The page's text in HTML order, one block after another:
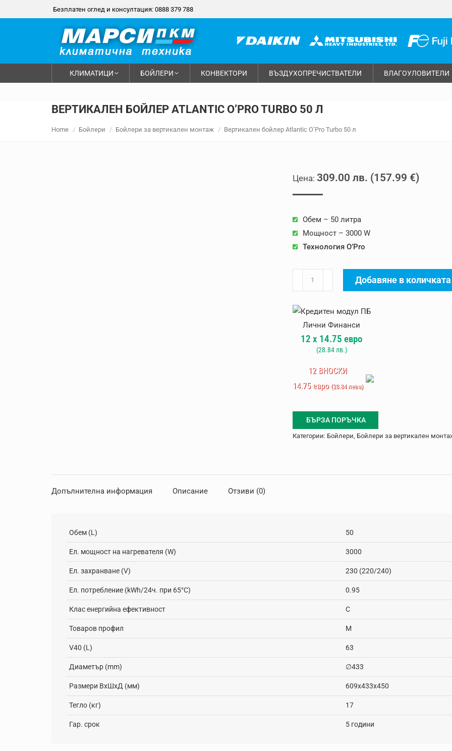
Безплатен оглед и консултация: 0888 379 788
КЛИМАТИЦИ БОЙЛЕРИ КОНВЕКТОРИ ВЪЗДУХОПРЕЧИСТВАТЕЛИ ВЛАГОУЛОВИТЕЛИ
ВЕРТИКАЛЕН БОЙЛЕР ATLANTIC O’PRO TURBO 50 Л
Home Бойлери Бойлери за вертикален монтаж Вертикален бойлер Atlantic O’Pro Turbo 50 л
309.00 лв. (157.99 €)
Обем – 50 литра
Мощност – 3000 W
Технология O’Pro
за
бойлер
Atlantic
O'Pro
л
Добавяне в количката
12 x 14.75 евро
(28.84лв.)
12 ВНОСКИ
14.75 евро (28.84 лева)
БЪРЗА ПОРЪЧКА
Категории: Бойлери, Бойлери за вертикален
Допълнителна информация Описание Отзиви (0)
Обем (L) 50
Ел. мощност на нагревателя (W) 3000
Ел. захранване (V) 230 (220/240)
Ел. потребление (kWh/24ч. при 65°C) 0.95
Клас енергийна ефективност C
Товаров профил M
V40 (L) 63
Диaметър (mm) ∅433
Размери ВxШxД (мм) 609х433х450
Тегло (кг) 17
Гар. срок 5 години